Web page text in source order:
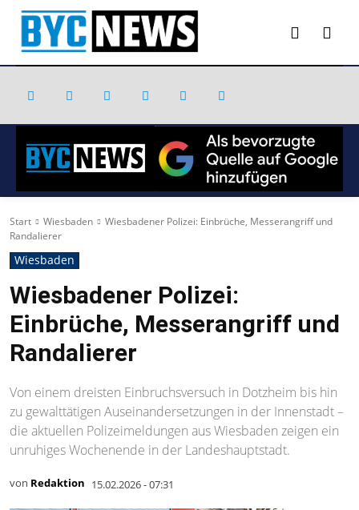
Start Wiesbaden
Wiesbadener Polizei: Einbrüche, Messerangriff und
Randalierer
Wiesbaden
Wiesbadener Polizei:
Einbrüche, Messerangriff und
Randalierer
Von einem dreisten Einbruchsversuch in Dotzheim bis hin
zu gewalttätigen Auseinandersetzungen in der Innenstadt –
die aktuellen Polizeimeldungen aus Wiesbaden zeigen ein
unruhiges Wochenende in der Landeshauptstadt.
von Redaktion 15.02.2026 - 07:31